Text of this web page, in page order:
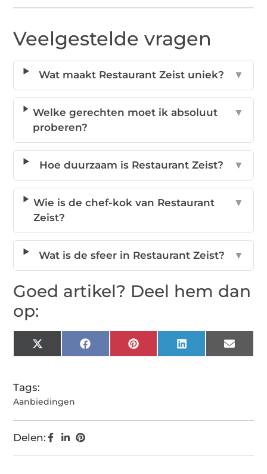
Veelgestelde vragen
Wat maakt Restaurant Zeist uniek? ▼
Welke gerechten moet ik absoluut
proberen?
▼
Hoe duurzaam is Restaurant Zeist? ▼
Wie is de chef-kok van Restaurant
Zeist?
▼
Wat is de sfeer in Restaurant Zeist? ▼
Goed artikel? Deel hem dan
op:
X
(Twitter)
FacebookPinterestLinkedIn Email
Tags:
Aanbiedingen
Delen: